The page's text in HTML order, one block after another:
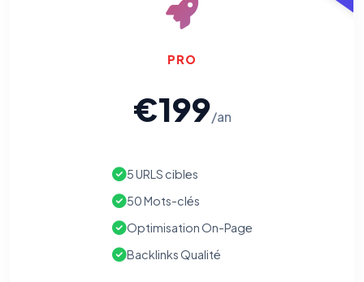
PRO
€199/an
5 URLS cibles
50 Mots-clés
Optimisation On-Page
Backlinks Qualité